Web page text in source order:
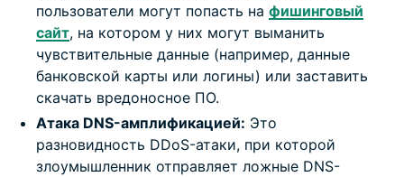
пользователи могут попасть на фишинговый
сайт, на котором у них могут выманить
чувствительные данные (например, данные
банковской карты или логины) или заставить
скачать вредоносное ПО.
Атака DNS-амплификацией: Это
разновидность DDoS-атаки, при которой
злоумышленник отправляет ложные DNS-